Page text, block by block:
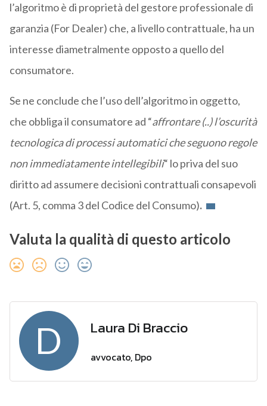
l’algoritmo è di proprietà del gestore professionale di
garanzia (For Dealer) che, a livello contrattuale, ha un
interesse diametralmente opposto a quello del
consumatore.
Se ne conclude che l’uso dell’algoritmo in oggetto,
che obbliga il consumatore ad “affrontare (..) l’oscurità
tecnologica di processi automatici che seguono regole
non immediatamente intellegibili“ lo priva del suo
diritto ad assumere decisioni contrattuali consapevoli
(Art. 5, comma 3 del Codice del Consumo).
Valuta la qualità di questo articolo
D Laura Di Braccio
avvocato, Dpo